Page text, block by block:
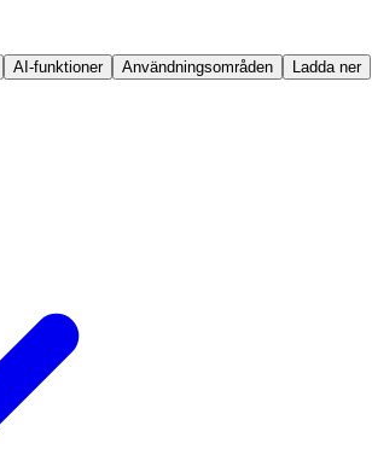
AI-funktioner Användningsområden Ladda ner